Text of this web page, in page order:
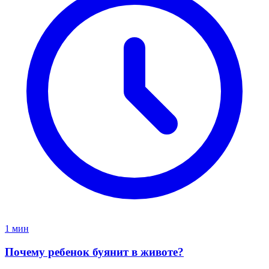
1 мин
Почему ребенок буянит в животе?